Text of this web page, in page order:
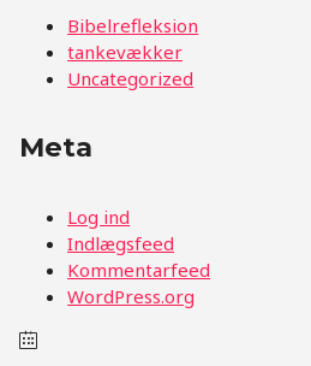
Bibelrefleksion
tankevækker
Uncategorized
Meta
Log ind
Indlægsfeed
Kommentarfeed
WordPress.org